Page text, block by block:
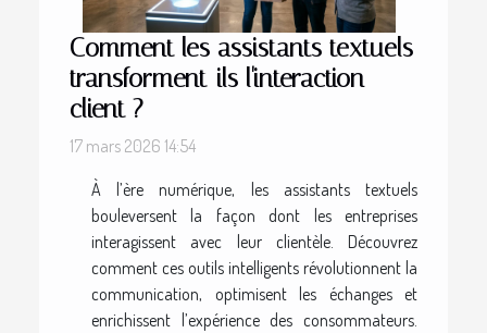
Comment les assistants textuels
transforment-ils l'interaction
client ?
17 mars 2026 14:54
À l’ère numérique, les assistants textuels
bouleversent la façon dont les entreprises
interagissent avec leur clientèle. Découvrez
comment ces outils intelligents révolutionnent la
communication, optimisent les échanges et
enrichissent l’expérience des consommateurs.